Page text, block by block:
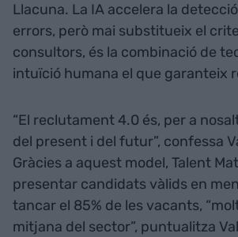
Llacuna. La IA accelera la
errors, però mai substitueix el
consultors, és la combinació de
intuïció humana el que garanteix
“El reclutament 4.0 és, per a
del present i del futur”, confessa
Gràcies a aquest model, Talent
presentar candidats vàlids en
tancar el 85% de les vacants,
mitjana del sector”, puntualitza